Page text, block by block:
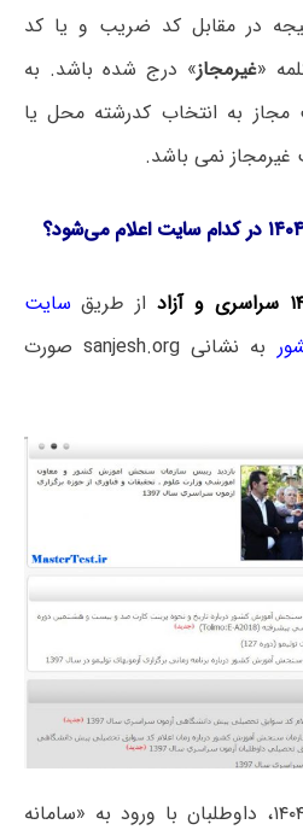
در مقابل کد ضریب و یا کد
«غیرمجاز» درج شده باشد. به
به انتخاب کدرشته محل یا
نمی باشد.
از طریق سایت
به نشانی sanjesh.org صورت
با اعلام نتایج کنکور ارشد ۱۴۰۴، داوطلبان با ورود به «سامانه